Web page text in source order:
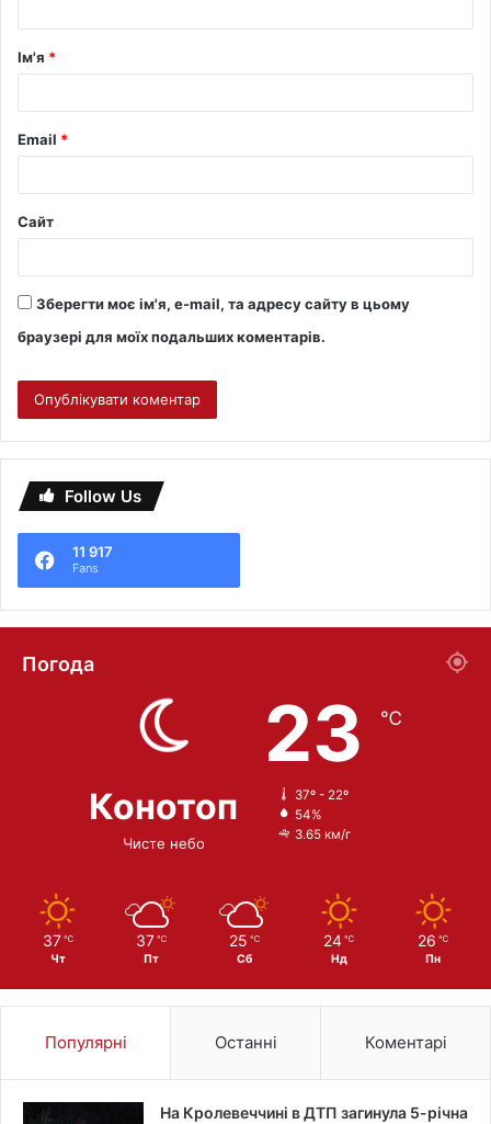
Ім'я *
Email *
Сайт
Зберегти моє ім'я, e-mail, та адресу сайту в цьому
браузері для моїх подальших коментарів.
Follow Us
11 917
Fans
Погода
Конотоп
Чисте небо
23 ℃
37º - 22º
54%
3.65 км/г
37 ℃
Чт
37 ℃
Пт
25 ℃
Сб
24 ℃
Нд
26 ℃
Пн
Популярні Останні Коментарі
На Кролевеччині в ДТП загинула 5-річна